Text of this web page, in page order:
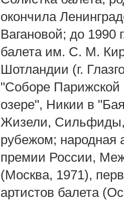
окончила
Вагановой; до 1990
балета им. С. М.
Шотландии (г.
"Соборе
озере", Никии в
Жизели, Сильфиды,
рубежом; народная
премии России,
(Москва, 1971),
артистов балета